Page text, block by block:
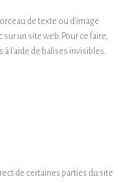
de texte ou d’image
un site web. Pour ce faire,
l’aide de balises invisibles.
de certaines parties du site